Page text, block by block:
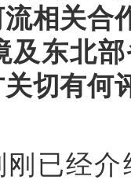
相关合
及东北
切有何
已经